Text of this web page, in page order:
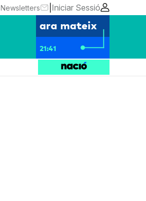
Newsletters Iniciar Sessió
ara mateix
21:41